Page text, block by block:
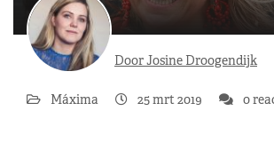
Door Josine Droogendijk
Máxima 25 mrt 2019 0